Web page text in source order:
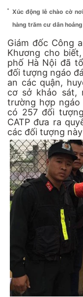
Xúc động lễ chào cờ
hàng trăm cư dân
Giám đốc Công
Khương cho
phố Hà Nội đã
đối tượng ngáo
an các quận,
cơ sở khảo sát,
trường hợp
có 257 đối
CATP đưa ra
các đối tượng